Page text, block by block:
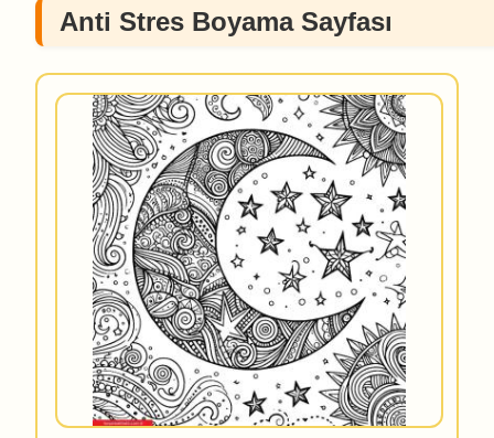
Anti Stres Boyama Sayfası